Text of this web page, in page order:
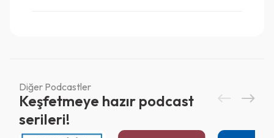
Diğer Podcastler
Keşfetmeye hazır podcast
serileri!
Vazgeç